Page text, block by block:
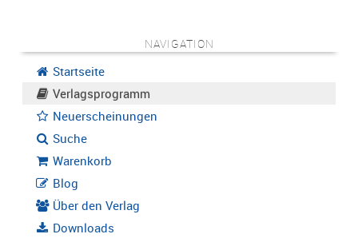
NAVIGATION
Startseite
Verlagsprogramm
Neuerscheinungen
Suche
Warenkorb
Blog
Über den Verlag
Downloads